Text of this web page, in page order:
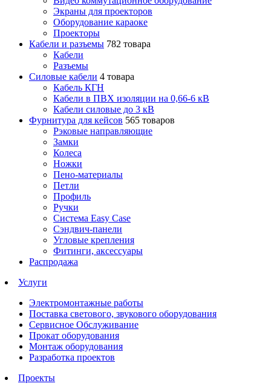
Экраны для проекторов
Оборудование караоке
Проекторы
Кабели и разъемы 782 товара
Кабели
Разъемы
Силовые кабели 4 товара
Кабель КГН
Кабели в ПВХ изоляции на 0,66-6 кВ
Кабели силовые до 3 кВ
Фурнитура для кейсов 565 товаров
Рэковые направляющие
Замки
Колеса
Ножки
Пено-материалы
Петли
Профиль
Ручки
Система Easy Case
Сэндвич-панели
Угловые крепления
Фитинги, аксессуары
Распродажа
Услуги
Электромонтажные работы
Поставка светового, звукового оборудования
Сервисное Обслуживание
Прокат оборудования
Монтаж оборудования
Разработка проектов
Проекты